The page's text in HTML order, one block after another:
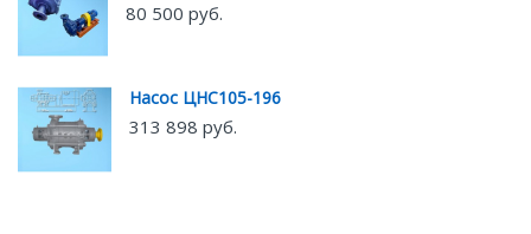
80 500 руб.
Насос ЦНС105-196
313 898 руб.